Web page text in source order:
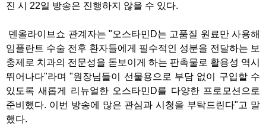
진 시 22일 방송은 진행하지 않을 수 있다.
덴올라이브쇼 관계자는 "오스타민D는 고품질 원료만 사용해
임플란트 수술 전후 환자들에게 필수적인 성분을 전달하는 보
충제로 치과의 전문성을 돋보이게 하는 판촉물로 활용성 역시
뛰어나다"라며 "원장님들이 선물용으로 부담 없이 구입할 수
있도록 새롭게 리뉴얼한 오스타민D를 다양한 프로모션으로
준비했다. 이번 방송에 많은 관심과 시청을 부탁드린다"고 말
했다.